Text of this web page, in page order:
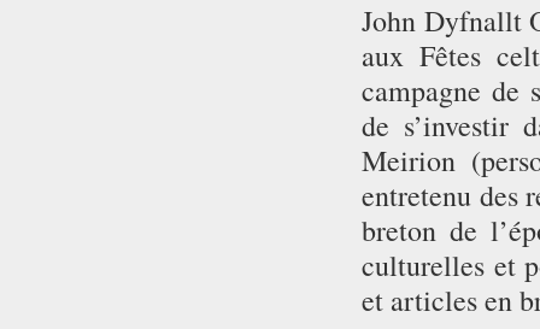
John Dyfnallt
aux Fêtes
campagne de
de s’investir
Meirion
entretenu des
breton de
culturelles et
et articles en